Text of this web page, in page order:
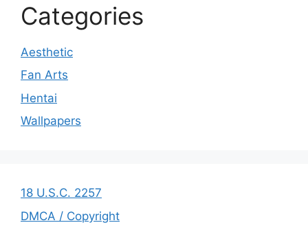
Categories
Aesthetic
Fan Arts
Hentai
Wallpapers
18 U.S.C. 2257
DMCA / Copyright